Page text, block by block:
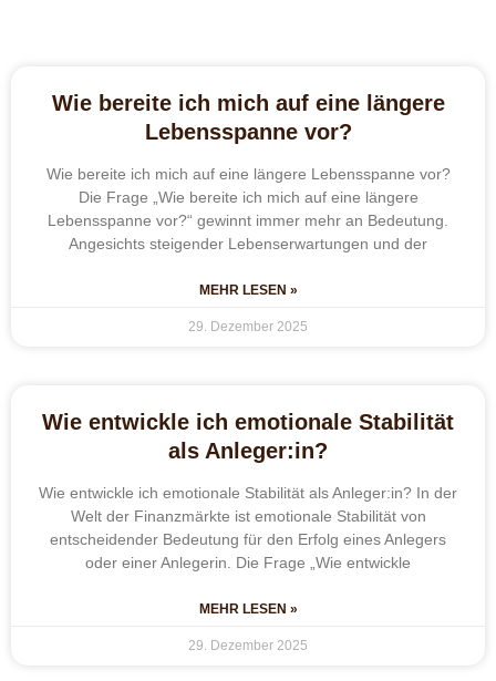
Wie bereite ich mich auf eine längere
Lebensspanne vor?
Wie bereite ich mich auf eine längere Lebensspanne vor?
Die Frage „Wie bereite ich mich auf eine längere
Lebensspanne vor?“ gewinnt immer mehr an Bedeutung.
Angesichts steigender Lebenserwartungen und der
MEHR LESEN »
29. Dezember 2025
Wie entwickle ich emotionale Stabilität
als Anleger:in?
Wie entwickle ich emotionale Stabilität als Anleger:in? In der
Welt der Finanzmärkte ist emotionale Stabilität von
entscheidender Bedeutung für den Erfolg eines Anlegers
oder einer Anlegerin. Die Frage „Wie entwickle
MEHR LESEN »
29. Dezember 2025